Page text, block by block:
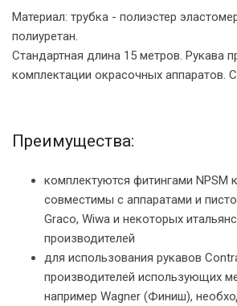
Материал: трубка - полиэстер
полиуретан.
Стандартная длина 15 метров. Рукава
комплектации окрасочных аппаратов.
Преимущества:
комплектуются фитингами NPSM
совместимы с аппаратами и
Graco, Wiwa и некоторых
производителей
для использования рукавов
производителей использующих
например Wagner (Финиш),